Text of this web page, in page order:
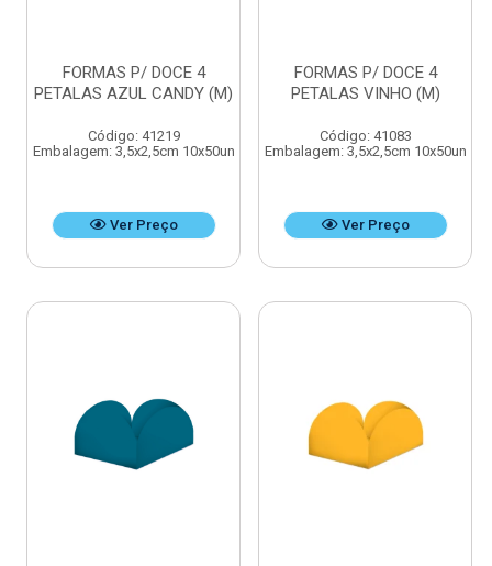
FORMAS P/ DOCE 4
PETALAS AZUL CANDY (M)
Código: 41219
Embalagem: 3,5x2,5cm 10x50un
Ver Preço
FORMAS P/ DOCE 4
PETALAS VINHO (M)
Código: 41083
Embalagem: 3,5x2,5cm 10x50un
Ver Preço